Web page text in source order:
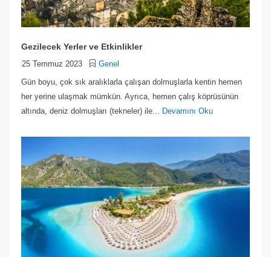
Gezilecek Yerler ve Etkinlikler​
25 Temmuz 2023
Genel
Gün boyu, çok sık aralıklarla çalışan dolmuşlarla kentin hemen
her yerine ulaşmak mümkün. Ayrıca, hemen çalış köprüsünün
altında, deniz dolmuşları (tekneler) ile... Devamını Oku